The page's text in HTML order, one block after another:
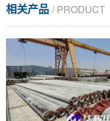
相关产品 / PRODUCT